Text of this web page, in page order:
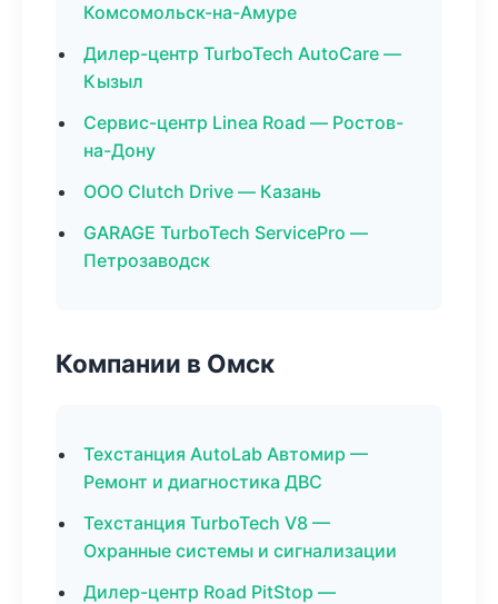
Комсомольск-на-Амуре
Дилер-центр TurboTech AutoCare —
Кызыл
Сервис-центр Linea Road — Ростов-
на-Дону
ООО Clutch Drive — Казань
GARAGE TurboTech ServicePro —
Петрозаводск
Компании в Омск
Техстанция AutoLab Автомир —
Ремонт и диагностика ДВС
Техстанция TurboTech V8 —
Охранные системы и сигнализации
Дилер-центр Road PitStop —